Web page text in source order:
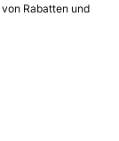
Rabatten und